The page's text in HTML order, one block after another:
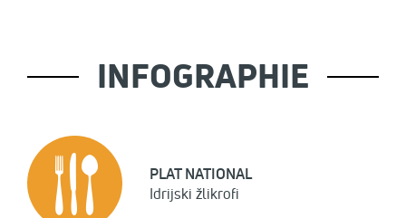
INFOGRAPHIE
PLAT NATIONAL
Idrijski žlikrofi